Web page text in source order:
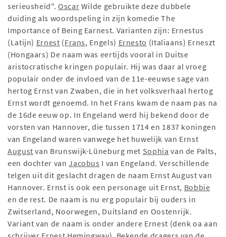
serieusheid". Oscar Wilde gebruikte deze dubbele
duiding als woordspeling in zijn komedie The
Importance of Being Earnest. Varianten zijn: Ernestus
(Latijn) Ernest (Frans, Engels) Ernesto (Italiaans) Erneszt
(Hongaars) De naam was eertijds vooral in Duitse
aristocratische kringen populair. Hij was daar al vroeg
populair onder de invloed van de 11e-eeuwse sage van
hertog Ernst van Zwaben, die in het volksverhaal hertog
Ernst wordt genoemd. In het Frans kwam de naam pas na
de 16de eeuw op. In Engeland werd hij bekend door de
vorsten van Hannover, die tussen 1714 en 1837 koningen
van Engeland waren vanwege het huwelijk van Ernst
August van Brunswijk-Lüneburg met Sophia van de Palts,
een dochter vanJacobus I van Engeland. Verschillende
telgen uit dit geslacht dragen de naam Ernst August van
Hannover. Ernst is ook een personage uit Ernst, Bobbie
en de rest. De naam is nu erg populair bij ouders in
Zwitserland, Noorwegen, Duitsland en Oostenrijk.
Variant van de naam is onder andere Ernest (denk oa aan